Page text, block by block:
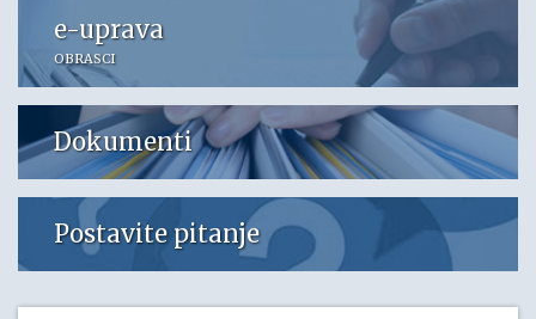
e-uprava
OBRASCI
Dokumenti
Postavite pitanje